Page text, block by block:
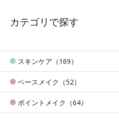
カテゴリで探す
スキンケア（169）
ベースメイク（52）
ポイントメイク（64）